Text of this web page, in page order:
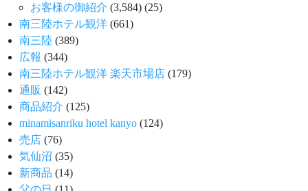
お客様の御紹介 (3,584) (25)
南三陸ホテル観洋 (661)
南三陸 (389)
広報 (344)
南三陸ホテル観洋 楽天市場店 (179)
通販 (142)
商品紹介 (125)
minamisanriku hotel kanyo (124)
売店 (76)
気仙沼 (35)
新商品 (14)